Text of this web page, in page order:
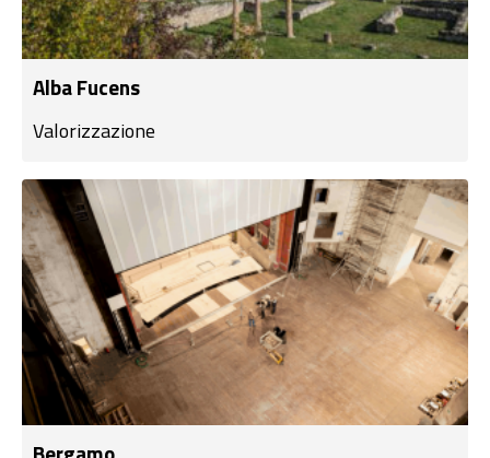
Alba Fucens
Valorizzazione